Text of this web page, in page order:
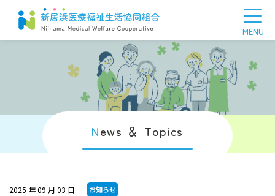
News ＆ Topics
2025 年 09 月 03 日 お知らせ